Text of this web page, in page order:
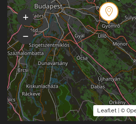
Leaflet | ©